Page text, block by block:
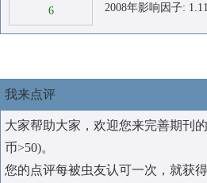
6
2008年影响因子:
我来点评
大家帮助大家，欢迎您来完善期刊
币>50)。
您的点评每被虫友认可一次，就获得